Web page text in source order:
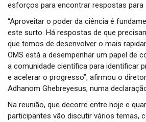
esforços para encontrar respostas para
“Aproveitar o poder da ciência é
este surto. Há respostas de que
que temos de desenvolver o mais
OMS está a desempenhar um papel de
a comunidade científica para identificar
e acelerar o progresso”, afirmou o
Adhanom Ghebreyesus, numa
Na reunião, que decorre entre hoje e
participantes vão discutir vários temas,